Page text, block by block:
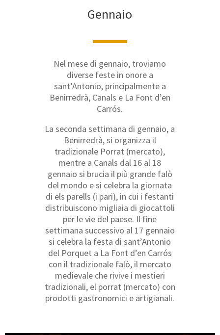
Gennaio
Nel mese di gennaio, troviamo
diverse feste in onore a
sant’Antonio, principalmente a
Benirredrà, Canals e La Font d’en
Carrós.
La seconda settimana di gennaio, a
Benirredrà, si organizza il
tradizionale Porrat (mercato),
mentre a Canals dal 16 al 18
gennaio si brucia il più grande falò
del mondo e si celebra la giornata
di els parells (i pari), in cui i festanti
distribuiscono migliaia di giocattoli
per le vie del paese. Il fine
settimana successivo al 17 gennaio
si celebra la festa di sant’Antonio
del Porquet a La Font d’en Carrós
con il tradizionale falò, il mercato
medievale che rivive i mestieri
tradizionali, el porrat (mercato) con
prodotti gastronomici e artigianali.